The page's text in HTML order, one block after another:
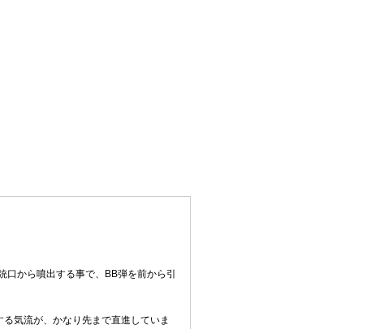
から噴出する事で、BB弾を前から引
気流が、かなり先まで直進していま